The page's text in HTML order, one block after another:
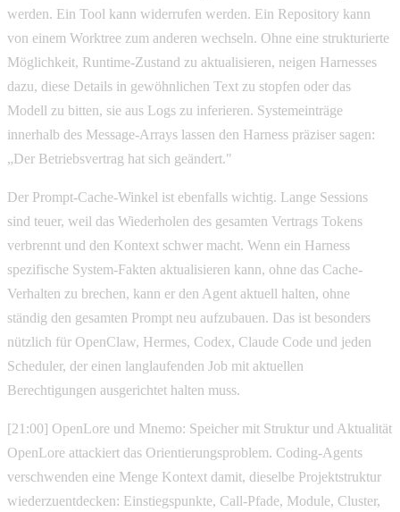
werden. Ein Tool kann widerrufen werden. Ein Repository kann
von einem Worktree zum anderen wechseln. Ohne eine strukturierte
Möglichkeit, Runtime-Zustand zu aktualisieren, neigen Harnesses
dazu, diese Details in gewöhnlichen Text zu stopfen oder das
Modell zu bitten, sie aus Logs zu inferieren. Systemeinträge
innerhalb des Message-Arrays lassen den Harness präziser sagen:
„Der Betriebsvertrag hat sich geändert."
Der Prompt-Cache-Winkel ist ebenfalls wichtig. Lange Sessions
sind teuer, weil das Wiederholen des gesamten Vertrags Tokens
verbrennt und den Kontext schwer macht. Wenn ein Harness
spezifische System-Fakten aktualisieren kann, ohne das Cache-
Verhalten zu brechen, kann er den Agent aktuell halten, ohne
ständig den gesamten Prompt neu aufzubauen. Das ist besonders
nützlich für OpenClaw, Hermes, Codex, Claude Code und jeden
Scheduler, der einen langlaufenden Job mit aktuellen
Berechtigungen ausgerichtet halten muss.
[21:00] OpenLore und Mnemo: Speicher mit Struktur und Aktualität
OpenLore attackiert das Orientierungsproblem. Coding-Agents
verschwenden eine Menge Kontext damit, dieselbe Projektstruktur
wiederzuentdecken: Einstiegspunkte, Call-Pfade, Module, Cluster,